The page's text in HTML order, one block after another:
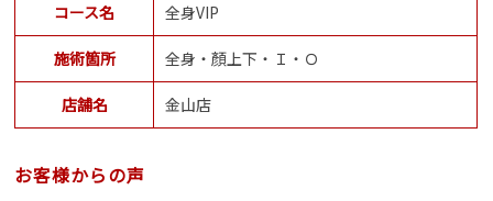
コース名 全身VIP
施術箇所 全身・顏上下・Ｉ・Ｏ
店舗名 金山店
お客様からの声